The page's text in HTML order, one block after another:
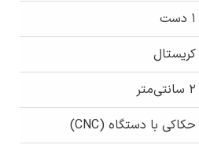
کریستال
حکاکی با دستگاه (CNC)